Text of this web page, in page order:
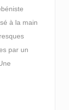
à la main
par un